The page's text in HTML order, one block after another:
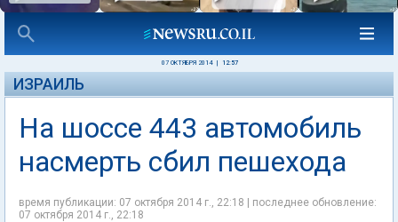
07 ОКТЯБРЯ 2014 12:57
ИЗРАИЛЬ
На шоссе 443 автомобиль
насмерть сбил пешехода
время публикации: 07 октября 2014 г., 22:18 | последнее обновление:
07 октября 2014 г., 22:18